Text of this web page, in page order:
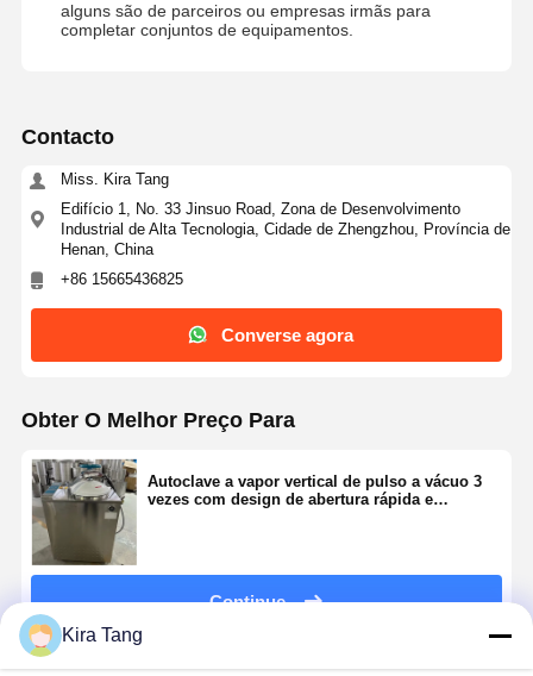
alguns são de parceiros ou empresas irmãs para
completar conjuntos de equipamentos.
Contacto
Miss. Kira Tang
Edifício 1, No. 33 Jinsuo Road, Zona de Desenvolvimento
Industrial de Alta Tecnologia, Cidade de Zhengzhou, Província de
Henan, China
+86 15665436825
Converse agora
Obter O Melhor Preço Para
Autoclave a vapor vertical de pulso a vácuo 3
vezes com design de abertura rápida e
Continue
Kira Tang